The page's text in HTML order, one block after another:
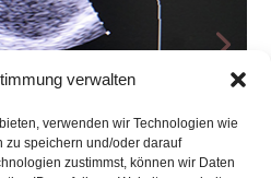
verwalten
verwenden wir Technologien wie
zu speichern und/oder darauf
zustimmst, können wir Daten